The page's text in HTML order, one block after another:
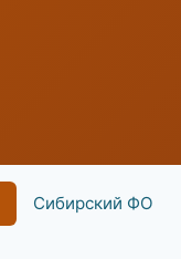
Сибирский ФО